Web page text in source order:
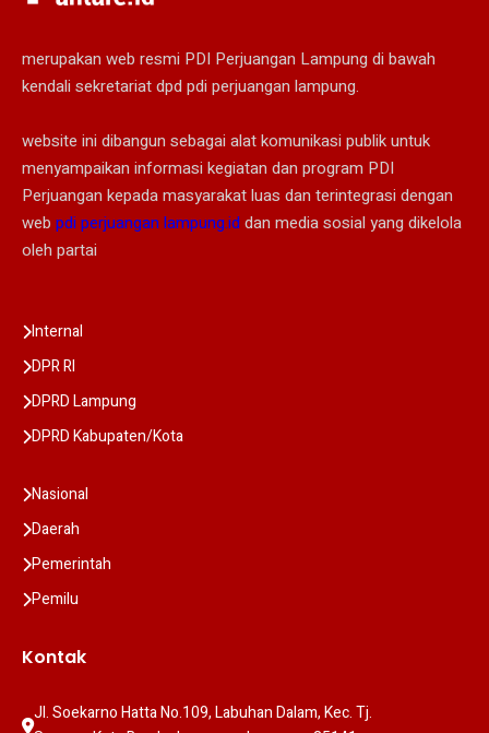
merupakan web resmi PDI Perjuangan Lampung di bawah
kendali sekretariat dpd pdi perjuangan lampung.
website ini dibangun sebagai alat komunikasi publik untuk
menyampaikan informasi kegiatan dan program PDI
Perjuangan kepada masyarakat luas dan terintegrasi dengan
web pdi perjuangan lampung.id dan media sosial yang dikelola
oleh partai
Internal
DPR RI
DPRD Lampung
DPRD Kabupaten/Kota
Nasional
Daerah
Pemerintah
Pemilu
Kontak
Jl. Soekarno Hatta No.109, Labuhan Dalam, Kec. Tj.